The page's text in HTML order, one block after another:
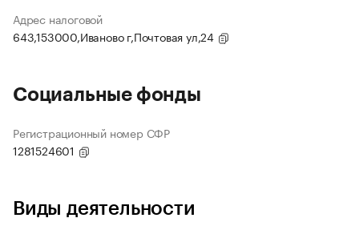
Адрес налоговой
643,153000,Иваново г,Почтовая ул,24
Социальные фонды
Регистрационный номер СФР
1281524601
Виды деятельности